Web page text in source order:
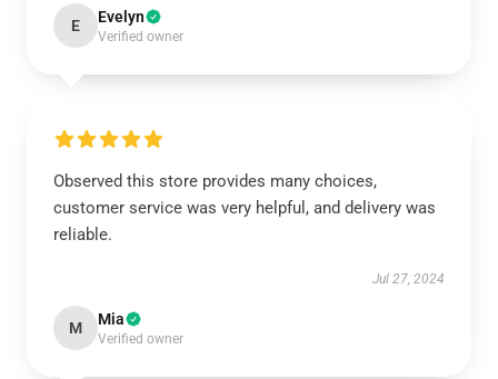
E Evelyn
Verified owner
Observed this store provides many choices,
customer service was very helpful, and delivery was
reliable.
Jul 27, 2024
M Mia
Verified owner